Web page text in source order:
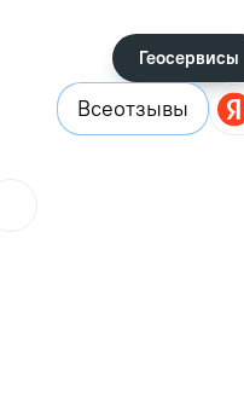
Геосервисы
Всеотзывы